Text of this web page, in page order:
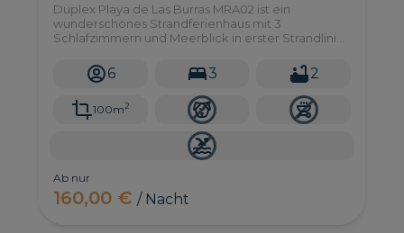
Duplex Playa de Las Burras MRA02 ist ein
wunderschönes Strandferienhaus mit 3
Schlafzimmern und Meerblick in erster Strandlinie
6 3 2
100m2
Ab nur
160,00 €/ Nacht